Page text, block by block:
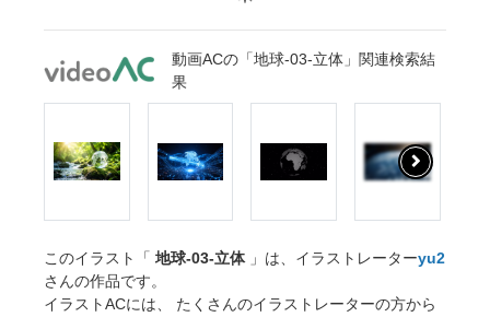
動画ACの「地球-03-立体」関連検索結
果
このイラスト「 地球-03-立体」は、イラストレーターyu2
さんの作品です。
イラストACには、 たくさんのイラストレーターの方から